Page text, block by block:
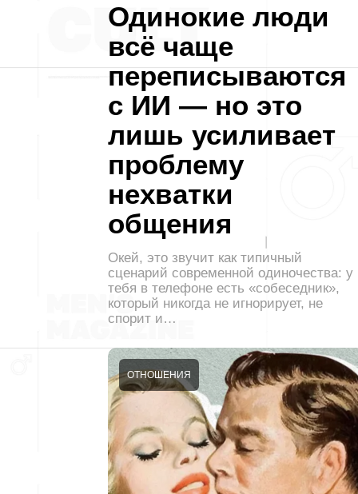
Одинокие люди
всё чаще
переписываются
с ИИ — но это
лишь усиливает
проблему
нехватки
общения
Окей, это звучит как типичный
сценарий современной одиночества: у
тебя в телефоне есть «собеседник»,
который никогда не игнорирует, не
спорит и…
ОТНОШЕНИЯ